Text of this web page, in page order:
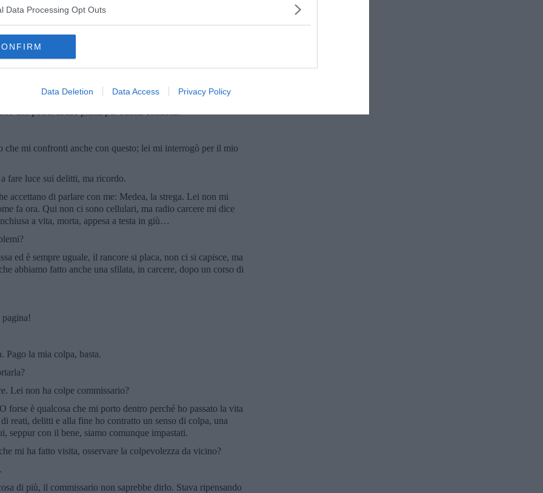
Data Processing Opt Outs
Data Deletion Data Access Privacy Policy
con me, la ringrazio.
di parlare con me.
che potrei uscire prima per buona condotta.
che mi confronti anche con questo; lei mi interrogò per il mio
fare luce sui delitti, ma ricordo.
accettano di parlare con me: Medea, la strega. Lei non mi
fa ora. Qui non ci sono cellulari, ma radio carcere mi dice
a vita, morta, appesa a testa in giù…
ed è sempre uguale, il rancore si placa, non ci si capisce, ma
abbiamo fatto anche una sfilata, in carcere, dopo un corso di
pagina!
Pago la mia colpa, basta.
Lei non ha colpe commissario?
forse è qualcosa che mi porto dentro perché ho passato la vita
reati, delitti e alla fine ho contratto un senso di colpa, una
seppur con il bene, siamo comunque impastati.
mi ha fatto visita, osservare la colpevolezza da vicino?
di più, il commissario non saprebbe dirlo. Stava ripensando